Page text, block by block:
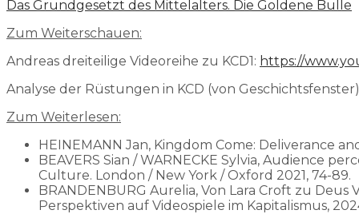
Das Grundgesetzt des Mittelalters. Die Goldene Bulle
Zum Weiterschauen:
Andreas dreiteilige Videoreihe zu KCD1: https://
Analyse der Rüstungen in KCD (von
Zum Weiterlesen:
HEINEMANN Jan, Kingdom Come: Deliverance
BEAVERS Sian / WARNECKE Sylvia, Audience
Culture. London / New York / Oxford 2021, 74-89.
BRANDENBURG Aurelia, Von Lara Croft zu
Perspektiven auf Videospiele im Kapitalismus,